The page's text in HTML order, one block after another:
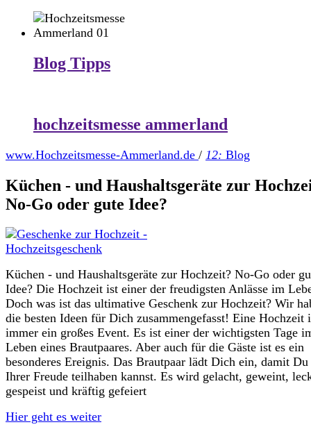
Blog Tipps
hochzeitsmesse ammerland
www.Hochzeitsmesse-Ammerland.de / 12: Blog
Küchen - und Haushaltsgeräte zur
No-Go oder gute Idee?
Küchen - und Haushaltsgeräte zur Hochzeit? No-Go oder
Idee? Die Hochzeit ist einer der freudigsten Anlässe im
Doch was ist das ultimative Geschenk zur Hochzeit? Wir
die besten Ideen für Dich zusammengefasst! Eine Hochzeit
immer ein großes Event. Es ist einer der wichtigsten Tage
Leben eines Brautpaares. Aber auch für die Gäste ist es ein
besonderes Ereignis. Das Brautpaar lädt Dich ein, damit Du
Ihrer Freude teilhaben kannst. Es wird gelacht, geweint,
gespeist und kräftig gefeiert
Hier geht es weiter